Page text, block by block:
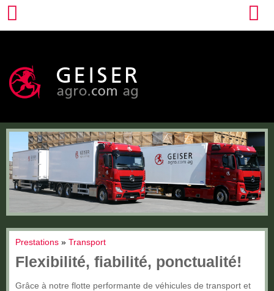
Prestations » Transport
Flexibilité, fiabilité, ponctualité!
Grâce à notre flotte performante de véhicules de transport et